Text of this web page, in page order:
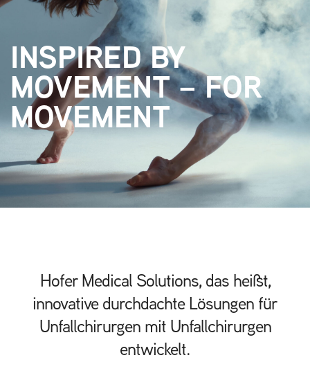
INSPIRED BY
MOVEMENT – FOR
MOVEMENT
Hofer Medical Solutions, das heißt,
innovative durchdachte Lösungen für
Unfallchirurgen mit Unfallchirurgen
entwickelt.